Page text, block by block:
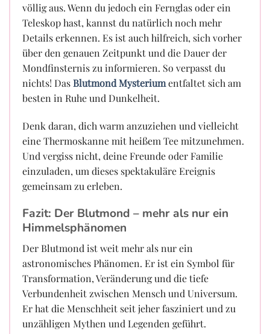
völlig aus. Wenn du jedoch ein Fernglas oder ein
Teleskop hast, kannst du natürlich noch mehr
Details erkennen. Es ist auch hilfreich, sich vorher
über den genauen Zeitpunkt und die Dauer der
Mondfinsternis zu informieren. So verpasst du
nichts! DasBlutmond Mysteriumentfaltet sich am
besten in Ruhe und Dunkelheit.
Denk daran, dich warm anzuziehen und vielleicht
eine Thermoskanne mit heißem Tee mitzunehmen.
Und vergiss nicht, deine Freunde oder Familie
einzuladen, um dieses spektakuläre Ereignis
gemeinsam zu erleben.
Fazit: Der Blutmond – mehr als nur ein
Himmelsphänomen
Der Blutmond ist weit mehr als nur ein
astronomisches Phänomen. Er ist ein Symbol für
Transformation, Veränderung und die tiefe
Verbundenheit zwischen Mensch und Universum.
Er hat die Menschheit seit jeher fasziniert und zu
unzähligen Mythen und Legenden geführt.